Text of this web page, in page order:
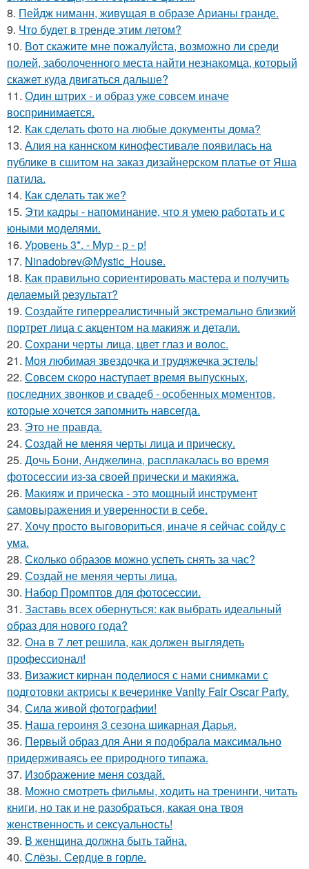
8. Пейдж ниманн, живущая в образе Арианы гранде.
9. Что будет в тренде этим летом?
10. Вот скажите мне пожалуйста, возможно ли среди
полей, заболоченного места найти незнакомца, который
скажет куда двигаться дальше?
11. Один штрих - и образ уже совсем иначе
воспринимается.
12. Как сделать фото на любые документы дома?
13. Алия на каннском кинофестивале появилась на
публике в сшитом на заказ дизайнерском платье от Яша
патила.
14. Как сделать так же?
15. Эти кадры - напоминание, что я умею работать и с
юными моделями.
16. Уровень 3*. - Мур - р - р!
17. Ninadobrev@Mystic_House.
18. Как правильно сориентировать мастера и получить
делаемый результат?
19. Создайте гиперреалистичный экстремально близкий
портрет лица с акцентом на макияж и детали.
20. Сохрани черты лица, цвет глаз и волос.
21. Моя любимая звездочка и трудяжечка эстель!
22. Совсем скоро наступает время выпускных,
последних звонков и свадеб - особенных моментов,
которые хочется запомнить навсегда.
23. Это не правда.
24. Создай не меняя черты лица и прическу.
25. Дочь Бони, Анджелина, расплакалась во время
фотосессии из-за своей прически и макияжа.
26. Макияж и прическа - это мощный инструмент
самовыражения и уверенности в себе.
27. Хочу просто выговориться, иначе я сейчас сойду с
ума.
28. Сколько образов можно успеть снять за час?
29. Создай не меняя черты лица.
30. Набор Промптов для фотосессии.
31. Заставь всех обернуться: как выбрать идеальный
образ для нового года?
32. Она в 7 лет решила, как должен выглядеть
профессионал!
33. Визажист кирнан поделиося с нами снимками с
подготовки актрисы к вечеринке Vanity Fair Oscar Party.
34. Сила живой фотографии!
35. Наша героиня 3 сезона шикарная Дарья.
36. Первый образ для Ани я подобрала максимально
придерживаясь ее природного типажа.
37. Изображение меня создай.
38. Можно смотреть фильмы, ходить на тренинги, читать
книги, но так и не разобраться, какая она твоя
женственность и сексуальность!
39. В женщина должна быть тайна.
40. Слёзы. Сердце в горле.